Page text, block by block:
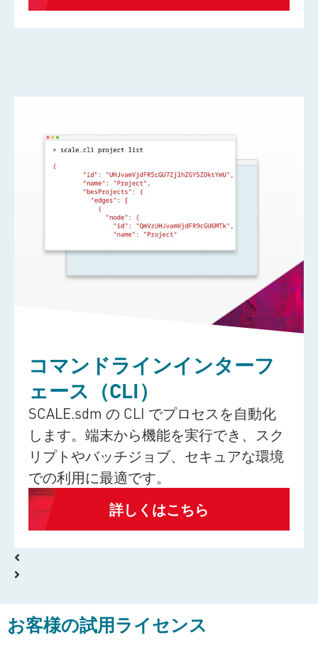
コマンドラインインターフ
ェース（CLI）
SCALE.sdm の CLI でプロセスを自動化
します。端末から機能を実行でき、スク
リプトやバッチジョブ、セキュアな環境
での利用に最適です。
詳しくはこちら
お客様の試用ライセンス